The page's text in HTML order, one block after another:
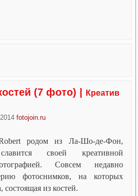
(7 фото) |
Креатив
fotojoin.ru
родом из Ла-Шо-де-Фон,
своей креативной
Совсем недавно
фотоснимков, на которых
из костей.